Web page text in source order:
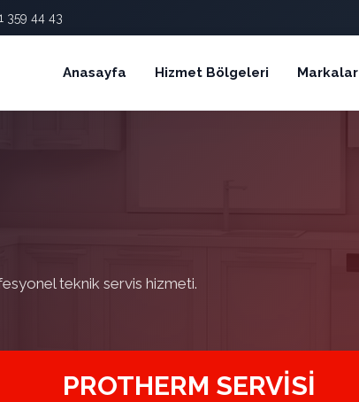
359 44 43
Anasayfa Hizmet Bölgeleri Markalar
teknik servis hizmeti.
PROTHERM SERVISI